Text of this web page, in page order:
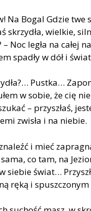
Na Bo­gal Gdzie twe
skrzy­dła, wiel­kie,
– Noc le­gła na ca­łej
spa­dły w dół i
Pust­ka…
w so­bie, że cię
– przy­szłaś,
zwi­sła i na nie­bie.
i mieć
co tam, na
w sie­bie świat…
ręką i spusz­czo­nym